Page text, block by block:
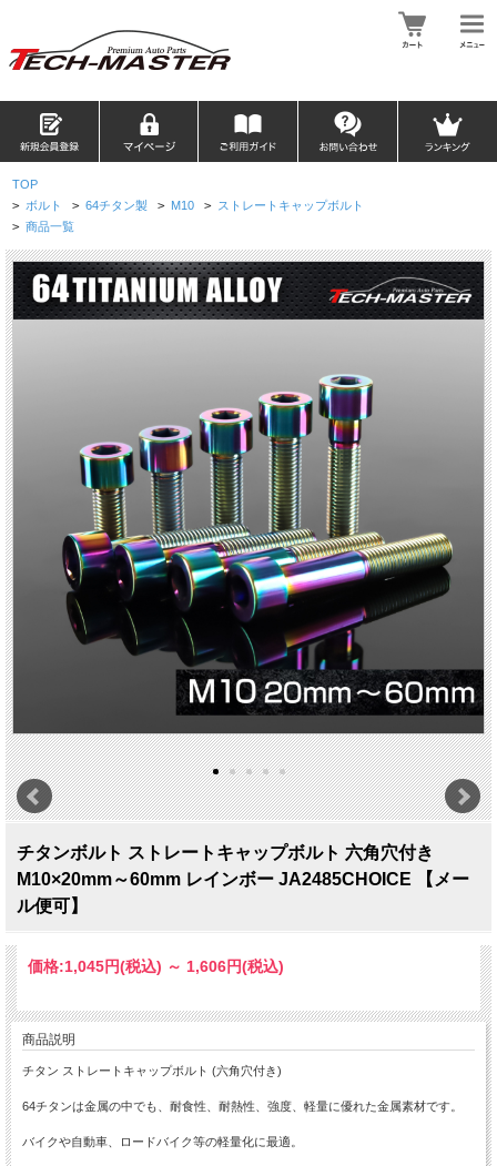
TOP
> ボルト > 64チタン製 > M10 > ストレートキャップボルト
> 商品一覧
チタンボルト ストレートキャップボルト 六角穴付き
M10×20mm～60mm レインボー JA2485CHOICE 【メー
ル便可】
価格:1,045円(税込) ～ 1,606円(税込)
商品説明
チタン ストレートキャップボルト (六角穴付き)
64チタンは金属の中でも、耐食性、耐熱性、強度、軽量に優れた金属素材です。
バイクや自動車、ロードバイク等の軽量化に最適。